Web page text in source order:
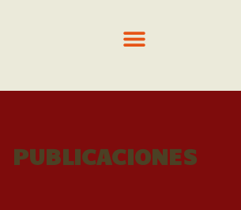
PUBLICACIONES